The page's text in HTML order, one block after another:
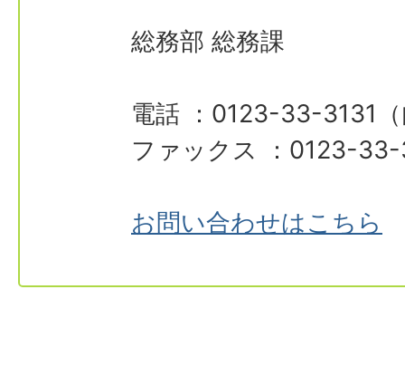
総務部 総務課
電話 ：0123-33-3131
ファックス ：0123-
お問い合わせはこちら